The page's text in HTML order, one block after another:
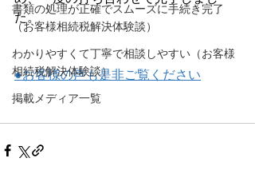
書類の処理が正確でスムーズに手続き完了
（お客様相続税解決体験談）
わかりやすくて丁寧で相談しやすい（お客様
相続税解決体験談）
掲載メディア一覧
た。
●お客様の声も是非ご覧ください